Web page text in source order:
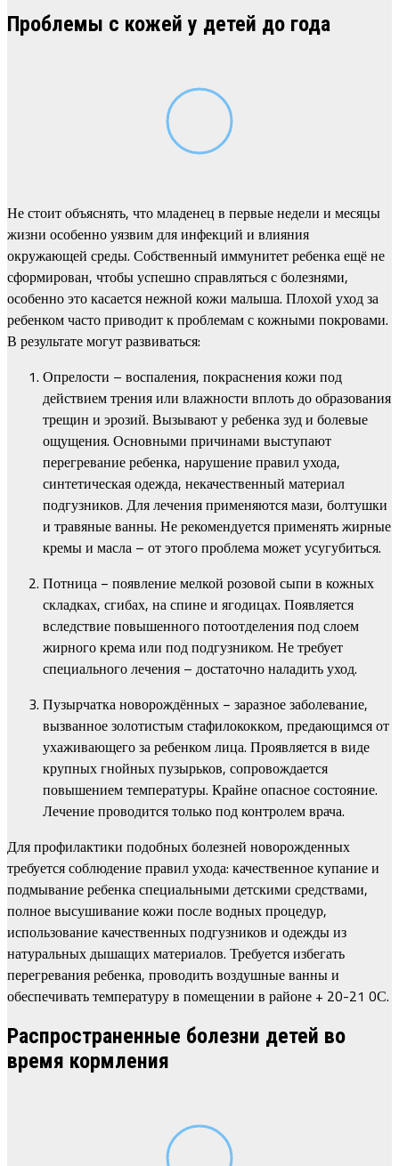
Проблемы с кожей у детей до года
Не стоит объяснять, что младенец в первые недели и месяцы
жизни особенно уязвим для инфекций и влияния
окружающей среды. Собственный иммунитет ребенка ещё не
сформирован, чтобы успешно справляться с болезнями,
особенно это касается нежной кожи малыша. Плохой уход за
ребенком часто приводит к проблемам с кожными покровами.
В результате могут развиваться:
Опрелости – воспаления, покраснения кожи под
действием трения или влажности вплоть до образования
трещин и эрозий. Вызывают у ребенка зуд и болевые
ощущения. Основными причинами выступают
перегревание ребенка, нарушение правил ухода,
синтетическая одежда, некачественный материал
подгузников. Для лечения применяются мази, болтушки
и травяные ванны. Не рекомендуется применять жирные
кремы и масла – от этого проблема может усугубиться.
Потница − появление мелкой розовой сыпи в кожных
складках, сгибах, на спине и ягодицах. Появляется
вследствие повышенного потоотделения под слоем
жирного крема или под подгузником. Не требует
специального лечения – достаточно наладить уход.
Пузырчатка новорождённых − заразное заболевание,
вызванное золотистым стафилококком, предающимся от
ухаживающего за ребенком лица. Проявляется в виде
крупных гнойных пузырьков, сопровождается
повышением температуры. Крайне опасное состояние.
Лечение проводится только под контролем врача.
Для профилактики подобных болезней новорожденных
требуется соблюдение правил ухода: качественное купание и
подмывание ребенка специальными детскими средствами,
полное высушивание кожи после водных процедур,
использование качественных подгузников и одежды из
натуральных дышащих материалов. Требуется избегать
перегревания ребенка, проводить воздушные ванны и
обеспечивать температуру в помещении в районе + 20-21 0С.
Распространенные болезни детей во
время кормления